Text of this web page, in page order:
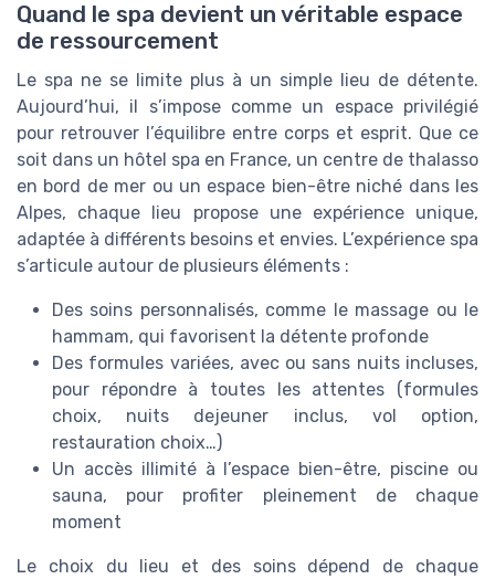
Quand le spa devient un véritable espace
de ressourcement
Le spa ne se limite plus à un simple lieu de détente.
Aujourd’hui, il s’impose comme un espace privilégié
pour retrouver l’équilibre entre corps et esprit. Que ce
soit dans un hôtel spa en France, un centre de thalasso
en bord de mer ou un espace bien-être niché dans les
Alpes, chaque lieu propose une expérience unique,
adaptée à différents besoins et envies. L’expérience spa
s’articule autour de plusieurs éléments :
Des soins personnalisés, comme le massage ou le
hammam, qui favorisent la détente profonde
Des formules variées, avec ou sans nuits incluses,
pour répondre à toutes les attentes (formules
choix, nuits dejeuner inclus, vol option,
restauration choix…)
Un accès illimité à l’espace bien-être, piscine ou
sauna, pour profiter pleinement de chaque
moment
Le choix du lieu et des soins dépend de chaque